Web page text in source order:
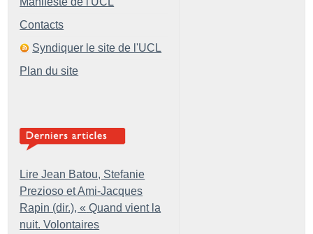
Contacts
Syndiquer le site de l'UCL
Plan du site
Lire Jean Batou, Stefanie
Prezioso et Ami-Jacques
Rapin (dir.), « Quand vient la
nuit. Volontaires